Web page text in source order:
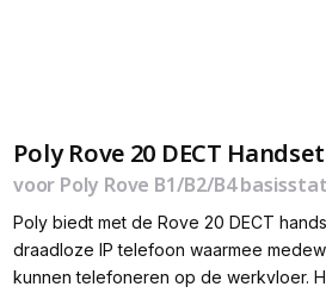
Poly Rove 20 DECT Handset
voor Poly Rove B1/B2/B4
Poly biedt met de Rove 20 DECT
draadloze IP telefoon waarmee
kunnen telefoneren op de werkvloer.